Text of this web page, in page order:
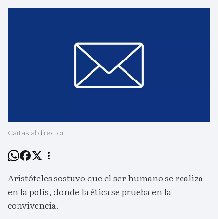
Cartas al director.
Aristóteles sostuvo que el ser humano se realiza
en la polis, donde la ética se prueba en la
convivencia.